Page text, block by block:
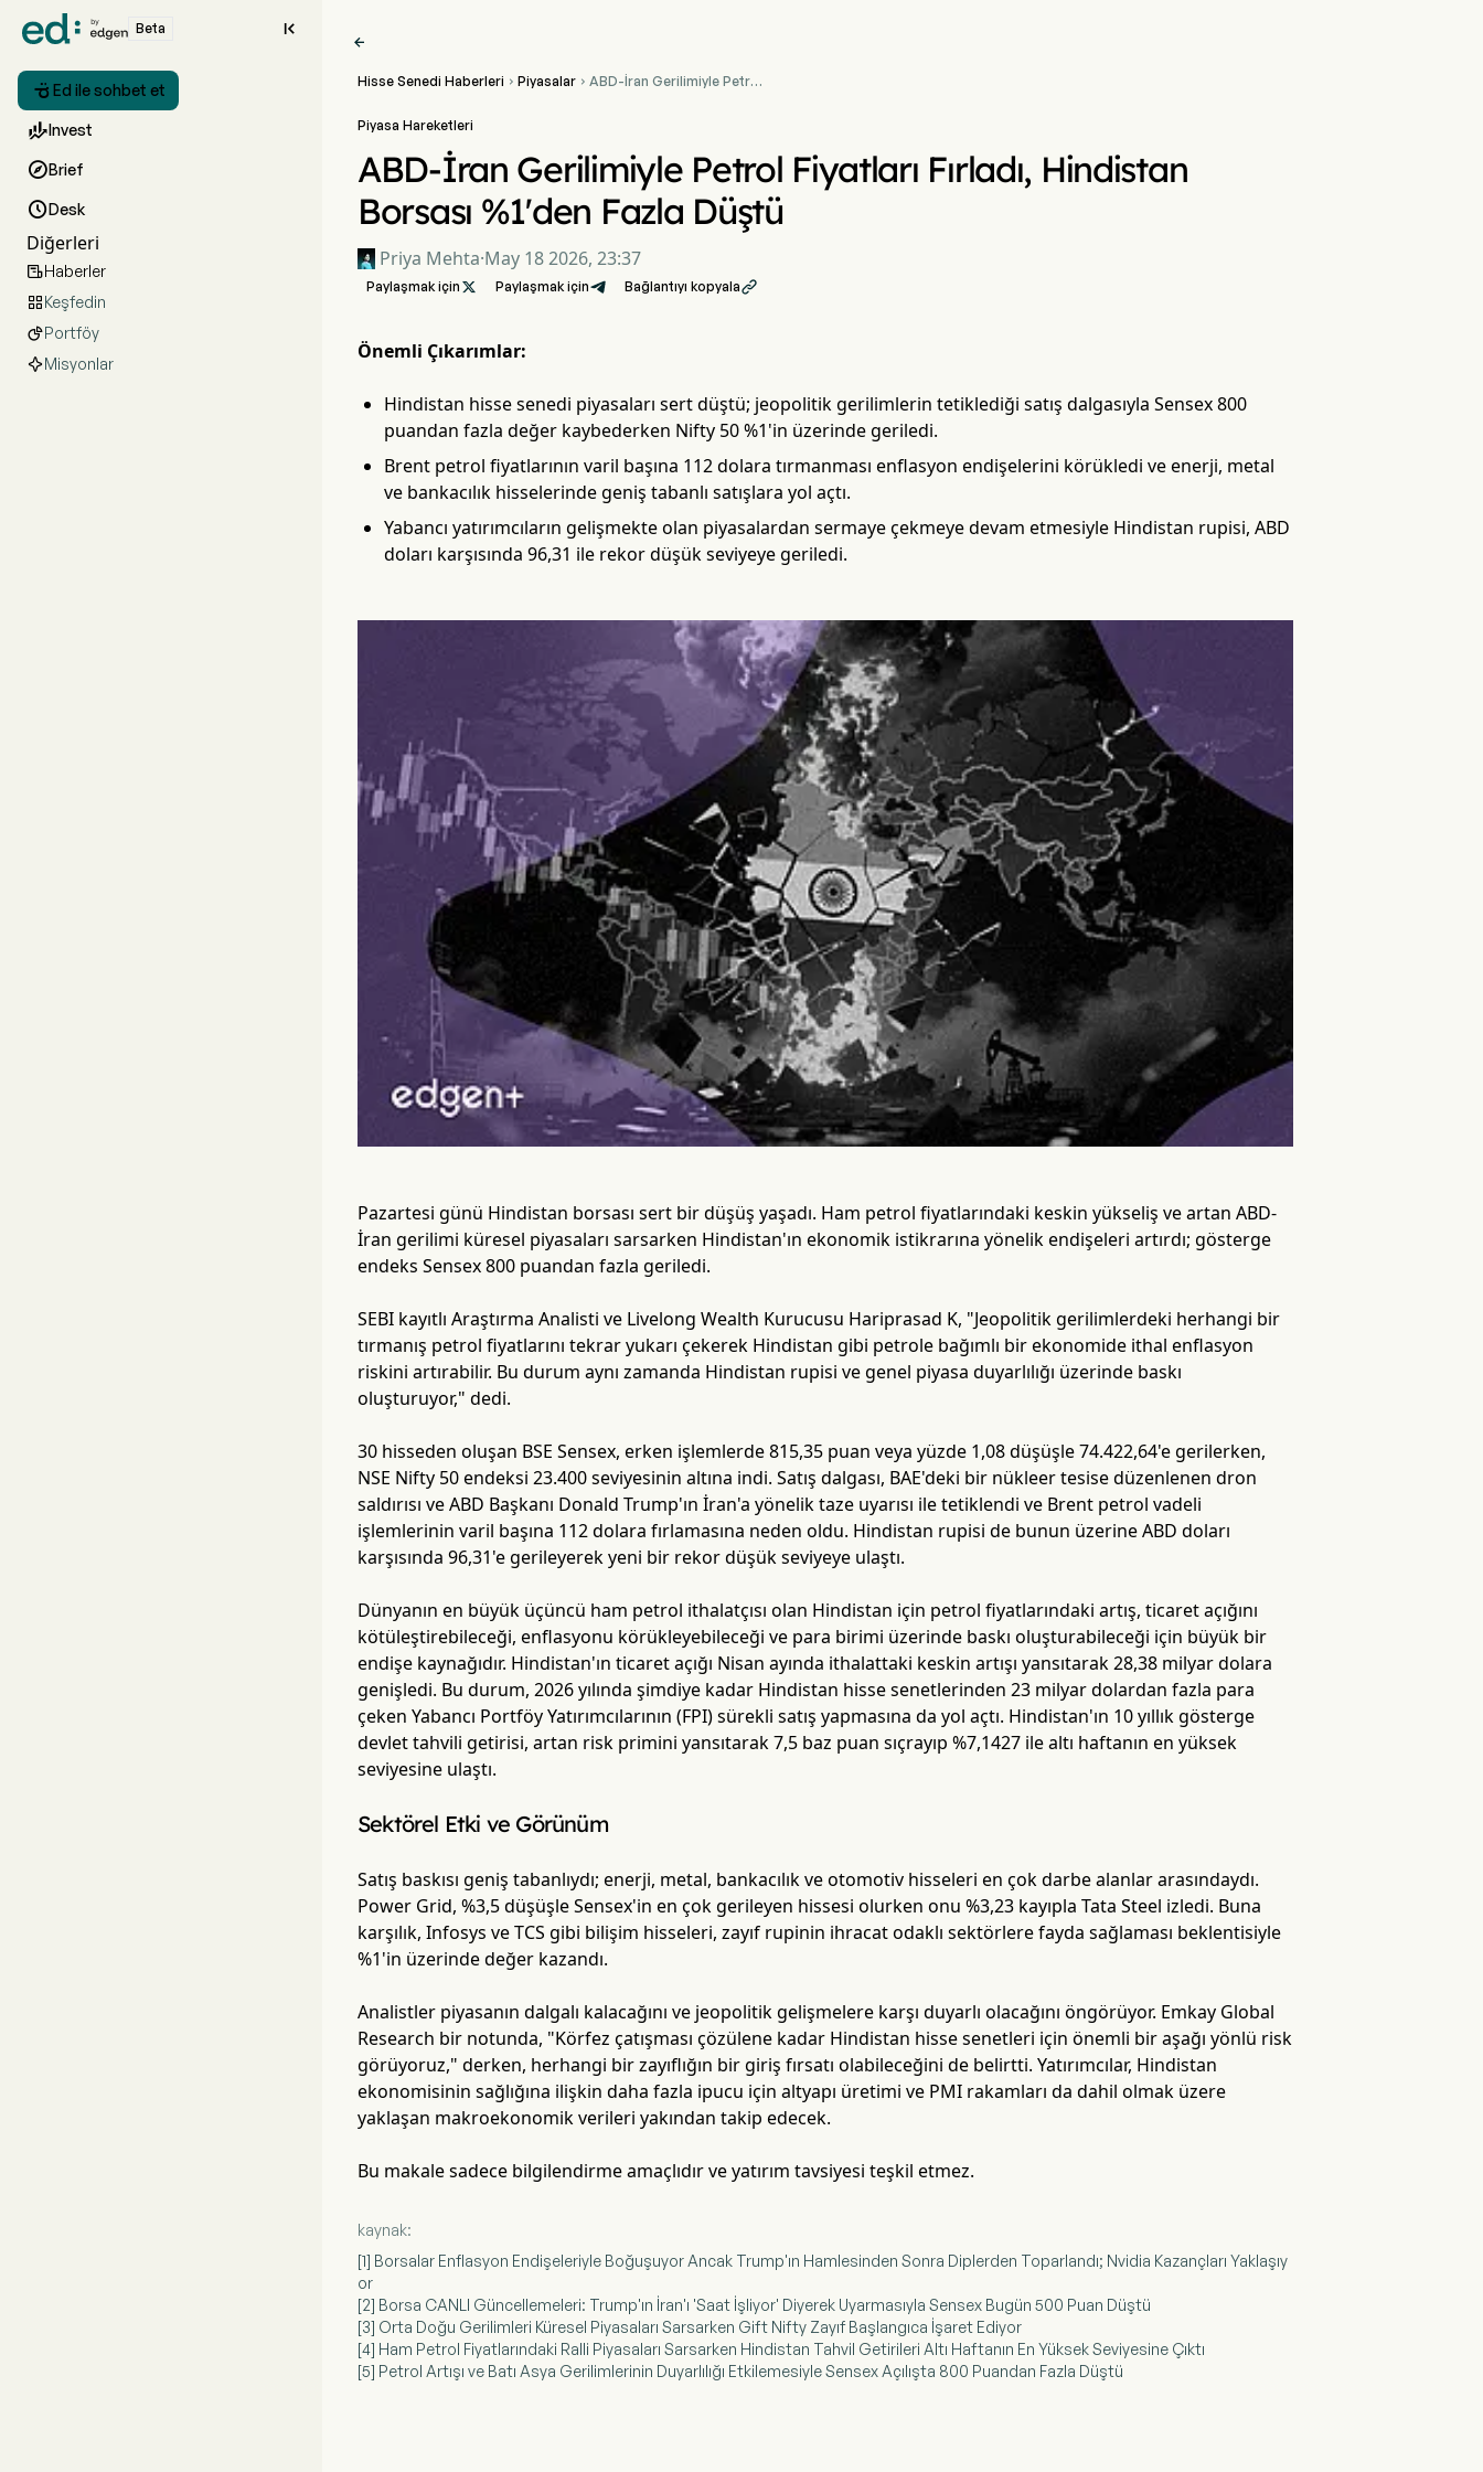
Beta 
 Ed ile sohbet et
Invest
Brief
Desk
Diğerleri
Haberler
Keşfedin
Portföy
Misyonlar

Hisse Senedi Haberleri  Piyasalar  ABD-İran Gerilimiyle Petrol
Piyasa Hareketleri
ABD-İran Gerilimiyle Petrol Fiyatları Fırladı, Hindistan
Borsası %1'den Fazla Düştü
Priya Mehta·May 18 2026, 23:37
Paylaşmak için  Paylaşmak için Bağlantıyı kopyala
Önemli Çıkarımlar:
Hindistan hisse senedi piyasaları sert düştü; jeopolitik gerilimlerin tetiklediği satış dalgasıyla Sensex 800
puandan fazla değer kaybederken Nifty 50 %1'in üzerinde geriledi.
Brent petrol fiyatlarının varil başına 112 dolara tırmanması enflasyon endişelerini körükledi ve enerji, metal
ve bankacılık hisselerinde geniş tabanlı satışlara yol açtı.
Yabancı yatırımcıların gelişmekte olan piyasalardan sermaye çekmeye devam etmesiyle Hindistan rupisi, ABD
doları karşısında 96,31 ile rekor düşük seviyeye geriledi.
Pazartesi günü Hindistan borsası sert bir düşüş yaşadı. Ham petrol fiyatlarındaki keskin yükseliş ve artan ABD-
İran gerilimi küresel piyasaları sarsarken Hindistan'ın ekonomik istikrarına yönelik endişeleri artırdı; gösterge
endeks Sensex 800 puandan fazla geriledi.
SEBI kayıtlı Araştırma Analisti ve Livelong Wealth Kurucusu Hariprasad K, "Jeopolitik gerilimlerdeki herhangi bir
tırmanış petrol fiyatlarını tekrar yukarı çekerek Hindistan gibi petrole bağımlı bir ekonomide ithal enflasyon
riskini artırabilir. Bu durum aynı zamanda Hindistan rupisi ve genel piyasa duyarlılığı üzerinde baskı
oluşturuyor," dedi.
30 hisseden oluşan BSE Sensex, erken işlemlerde 815,35 puan veya yüzde 1,08 düşüşle 74.422,64'e gerilerken,
NSE Nifty 50 endeksi 23.400 seviyesinin altına indi. Satış dalgası, BAE'deki bir nükleer tesise düzenlenen dron
saldırısı ve ABD Başkanı Donald Trump'ın İran'a yönelik taze uyarısı ile tetiklendi ve Brent petrol vadeli
işlemlerinin varil başına 112 dolara fırlamasına neden oldu. Hindistan rupisi de bunun üzerine ABD doları
karşısında 96,31'e gerileyerek yeni bir rekor düşük seviyeye ulaştı.
Dünyanın en büyük üçüncü ham petrol ithalatçısı olan Hindistan için petrol fiyatlarındaki artış, ticaret açığını
kötüleştirebileceği, enflasyonu körükleyebileceği ve para birimi üzerinde baskı oluşturabileceği için büyük bir
endişe kaynağıdır. Hindistan'ın ticaret açığı Nisan ayında ithalattaki keskin artışı yansıtarak 28,38 milyar dolara
genişledi. Bu durum, 2026 yılında şimdiye kadar Hindistan hisse senetlerinden 23 milyar dolardan fazla para
çeken Yabancı Portföy Yatırımcılarının (FPI) sürekli satış yapmasına da yol açtı. Hindistan'ın 10 yıllık gösterge
devlet tahvili getirisi, artan risk primini yansıtarak 7,5 baz puan sıçrayıp %7,1427 ile altı haftanın en yüksek
seviyesine ulaştı.
Sektörel Etki ve Görünüm
Satış baskısı geniş tabanlıydı; enerji, metal, bankacılık ve otomotiv hisseleri en çok darbe alanlar arasındaydı.
Power Grid, %3,5 düşüşle Sensex'in en çok gerileyen hissesi olurken onu %3,23 kayıpla Tata Steel izledi. Buna
karşılık, Infosys ve TCS gibi bilişim hisseleri, zayıf rupinin ihracat odaklı sektörlere fayda sağlaması beklentisiyle
%1'in üzerinde değer kazandı.
Analistler piyasanın dalgalı kalacağını ve jeopolitik gelişmelere karşı duyarlı olacağını öngörüyor. Emkay Global
Research bir notunda, "Körfez çatışması çözülene kadar Hindistan hisse senetleri için önemli bir aşağı yönlü risk
görüyoruz," derken, herhangi bir zayıflığın bir giriş fırsatı olabileceğini de belirtti. Yatırımcılar, Hindistan
ekonomisinin sağlığına ilişkin daha fazla ipucu için altyapı üretimi ve PMI rakamları da dahil olmak üzere
yaklaşan makroekonomik verileri yakından takip edecek.
Bu makale sadece bilgilendirme amaçlıdır ve yatırım tavsiyesi teşkil etmez.
kaynak:
[1] Borsalar Enflasyon Endişeleriyle Boğuşuyor Ancak Trump'ın Hamlesinden Sonra Diplerden Toparlandı; Nvidia Kazançları Yaklaşıy
or
[2] Borsa CANLI Güncellemeleri: Trump'ın İran'ı 'Saat İşliyor' Diyerek Uyarmasıyla Sensex Bugün 500 Puan Düştü
[3] Orta Doğu Gerilimleri Küresel Piyasaları Sarsarken Gift Nifty Zayıf Başlangıca İşaret Ediyor
[4] Ham Petrol Fiyatlarındaki Ralli Piyasaları Sarsarken Hindistan Tahvil Getirileri Altı Haftanın En Yüksek Seviyesine Çıktı
[5] Petrol Artışı ve Batı Asya Gerilimlerinin Duyarlılığı Etkilemesiyle Sensex Açılışta 800 Puandan Fazla Düştü